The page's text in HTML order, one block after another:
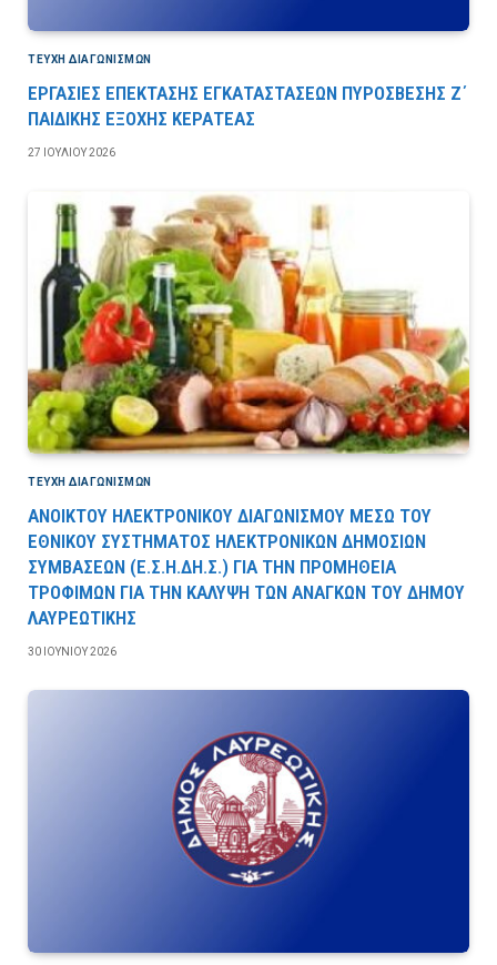
ΤΕΎΧΗ ΔΙΑΓΩΝΙΣΜΏΝ
ΕΡΓΑΣΙΕΣ ΕΠΕΚΤΑΣΗΣ ΕΓΚΑΤΑΣΤΑΣΕΩΝ ΠΥΡΟΣΒΕΣΗΣ Ζ΄
ΠΑΙΔΙΚΗΣ ΕΞΟΧΗΣ ΚΕΡΑΤΕΑΣ
27 ΙΟΥΛΊΟΥ 2026
ΤΕΎΧΗ ΔΙΑΓΩΝΙΣΜΏΝ
ΑΝΟΙΚΤΟΥ ΗΛΕΚΤΡΟΝΙΚΟΥ ΔΙΑΓΩΝΙΣΜΟΥ ΜΕΣΩ ΤΟΥ
ΕΘΝΙΚΟΥ ΣΥΣΤΗΜΑΤΟΣ ΗΛΕΚΤΡΟΝΙΚΩΝ ΔΗΜΟΣΙΩΝ
ΣΥΜΒΑΣΕΩΝ (Ε.Σ.Η.ΔΗ.Σ.) ΓΙΑ ΤΗΝ ΠΡΟΜΗΘΕΙΑ
ΤΡΟΦΙΜΩΝ ΓΙΑ ΤΗΝ ΚΑΛΥΨΗ ΤΩΝ ΑΝΑΓΚΩΝ ΤΟΥ ΔΗΜΟΥ
ΛΑΥΡΕΩΤΙΚΗΣ
30 ΙΟΥΝΊΟΥ 2026